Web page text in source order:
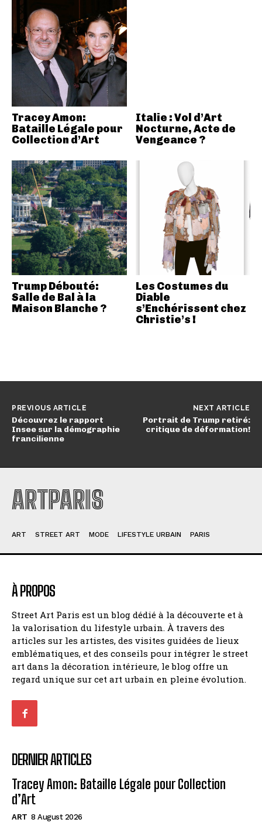
Tracey Amon:
Bataille Légale pour
Collection d’Art
Italie : Vol d’Art
Nocturne, Acte de
Vengeance ?
Trump Débouté:
Salle de Bal à la
Maison Blanche ?
Les Costumes du
Diable
s’Enchérissent chez
Christie’s !
PREVIOUS ARTICLE
Découvrez le rapport
Insee sur la démographie
francilienne
NEXT ARTICLE
Portrait de Trump retiré:
critique de déformation!
ARTPARIS
ART STREET ART MODE LIFESTYLE URBAIN PARIS
À PROPOS
Street Art Paris est un blog dédié à la découverte et à
la valorisation du lifestyle urbain. À travers des
articles sur les artistes, des visites guidées de lieux
emblématiques, et des conseils pour intégrer le street
art dans la décoration intérieure, le blog offre un
regard unique sur cet art urbain en pleine évolution.
DERNIER ARTICLES
Tracey Amon: Bataille Légale pour Collection
d’Art
ART 8 August 2026